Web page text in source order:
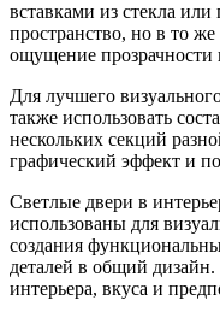
вставками из стекла
пространство, но в то
ощущение прозрачности
Для лучшего
также использовать
нескольких секций
графический эффект и
Светлые двери в
использованы для
создания
деталей в общий
интерьера, вкуса и